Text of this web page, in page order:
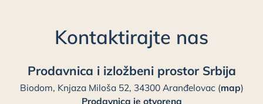
Kontaktirajte nas
Prodavnica i izložbeni prostor Srbija
Biodom, Knjaza Miloša 52, 34300 Aranđelovac (map)
Prodavnica je otvorena